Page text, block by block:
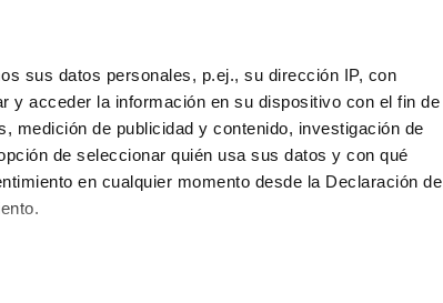
sus datos personales, p.ej., su dirección IP, con
y acceder la información en su dispositivo con el fin de
medición de publicidad y contenido, investigación de
de seleccionar quién usa sus datos y con qué
en cualquier momento desde la Declaración de